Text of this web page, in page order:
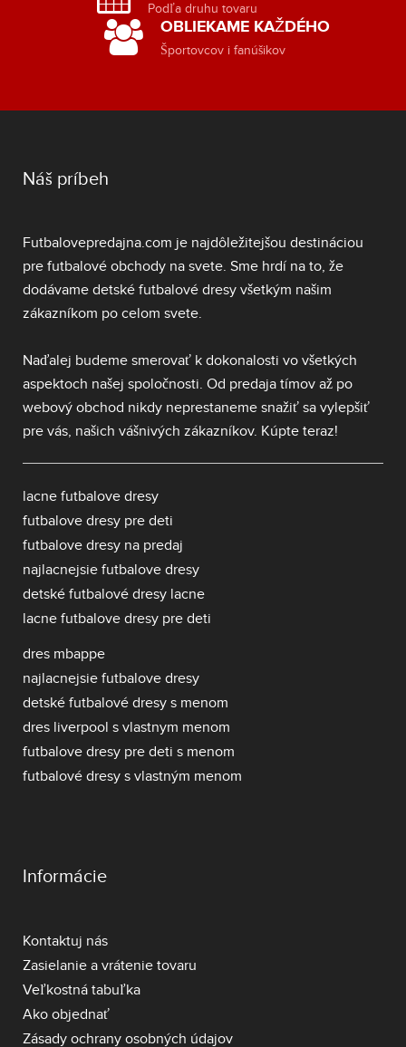
Podľa druhu tovaru
OBLIEKAME KAŽDÉHO
Športovcov i fanúšikov
Náš príbeh
Futbalovepredajna.com je najdôležitejšou destináciou
pre futbalové obchody na svete. Sme hrdí na to, že
dodávame detské futbalové dresy všetkým našim
zákazníkom po celom svete.
Naďalej budeme smerovať k dokonalosti vo všetkých
aspektoch našej spoločnosti. Od predaja tímov až po
webový obchod nikdy neprestaneme snažiť sa vylepšiť
pre vás, našich vášnivých zákazníkov. Kúpte teraz!
lacne futbalove dresy
futbalove dresy pre deti
futbalove dresy na predaj
najlacnejsie futbalove dresy
detské futbalové dresy lacne
lacne futbalove dresy pre deti
dres mbappe
najlacnejsie futbalove dresy
detské futbalové dresy s menom
dres liverpool s vlastnym menom
futbalove dresy pre deti s menom
futbalové dresy s vlastným menom
Informácie
Kontaktuj nás
Zasielanie a vrátenie tovaru
Veľkostná tabuľka
Ako objednať
Zásady ochrany osobných údajov